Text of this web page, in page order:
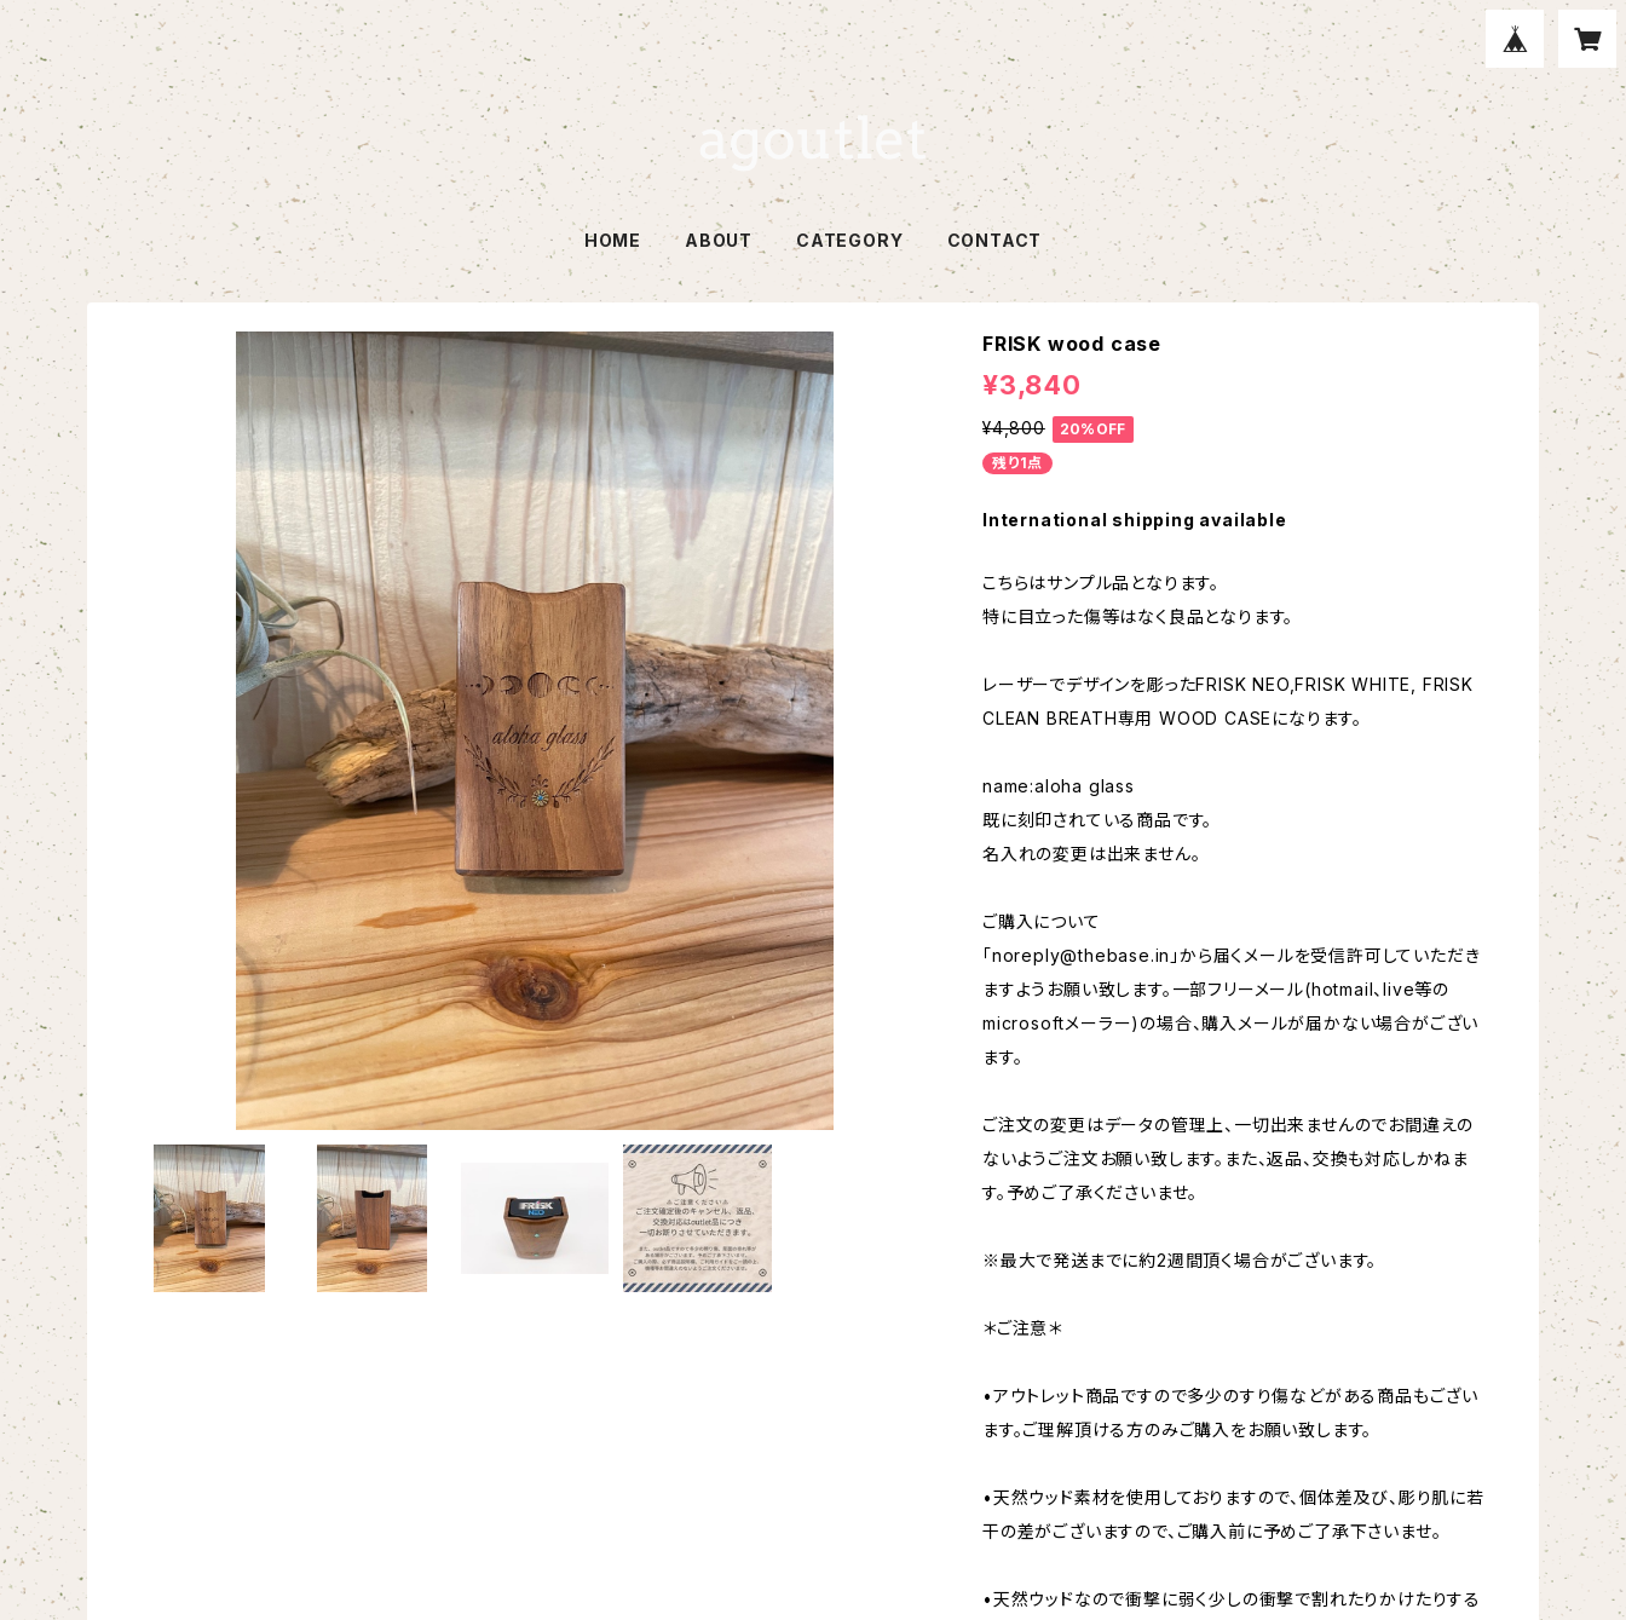
HOME ABOUT CATEGORY CONTACT
FRISK wood case
¥3,840
¥4,800
20%OFF
残り1点
International shipping available
こちらはサンプル品となります。
特に目立った傷等はなく良品となります。
レーザーでデザインを彫ったFRISK NEO,FRISK WHITE, FRISK
CLEAN BREATH専用 WOOD CASEになります。
name:aloha glass
既に刻印されている商品です。
名入れの変更は出来ません。
ご購入について
「noreply@thebase.in 」から届くメールを受信許可していただき
ますようお願い致します。一部フリーメール(hotmail、live等の
microsoftメーラー)の場合、購入メールが届かない場合がござい
ます。
ご注文の変更はデータの管理上、一切出来ませんのでお間違えの
ないようご注文お願い致します。また、返品、交換も対応しかねま
す。予めご了承くださいませ。
※最大で発送までに約2週間頂く場合がございます。
＊ご注意＊
•アウトレット商品ですので多少のすり傷などがある商品もござい
ます。ご理解頂ける方のみご購入をお願い致します。
•天然ウッド素材を使用しておりますので、個体差及び、彫り肌に若
干の差がございますので、ご購入前に予めご了承下さいませ。
•天然ウッドなので衝撃に弱く少しの衝撃で割れたりかけたりする